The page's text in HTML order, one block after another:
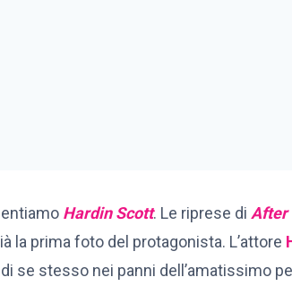
Hardin Scott. Le riprese di After
la prima foto del protagonista. L’attore
se stesso nei panni dell’amatissimo